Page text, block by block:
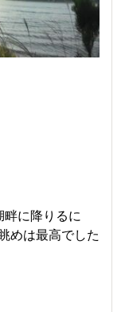
に降りるに
めは最高でした